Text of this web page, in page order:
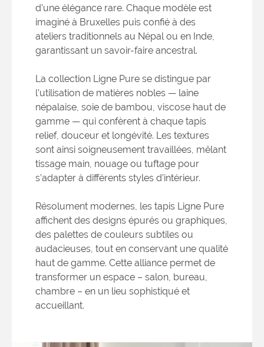
d’une élégance rare. Chaque modèle est
imaginé à Bruxelles puis confié à des
ateliers traditionnels au Népal ou en Inde,
garantissant un savoir-faire ancestral.
La collection Ligne Pure se distingue par
l’utilisation de matières nobles — laine
népalaise, soie de bambou, viscose haut de
gamme — qui confèrent à chaque tapis
relief, douceur et longévité. Les textures
sont ainsi soigneusement travaillées, mêlant
tissage main, nouage ou tuftage pour
s’adapter à différents styles d’intérieur.
Résolument modernes, les tapis Ligne Pure
affichent des designs épurés ou graphiques,
des palettes de couleurs subtiles ou
audacieuses, tout en conservant une qualité
haut de gamme. Cette alliance permet de
transformer un espace – salon, bureau,
chambre – en un lieu sophistiqué et
accueillant.